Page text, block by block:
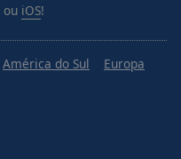
ou iOS!
América do Sul
Europa